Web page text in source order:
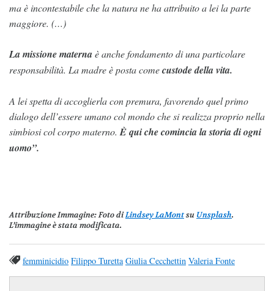
ma è incontestabile che la natura ne ha attribuito a lei la parte
maggiore. (…)
La missione maternaè anche fondamento di una particolare
responsabilità. La madre è posta comecustode della vita.
A lei spetta di accoglierla con premura, favorendo quel primo
dialogo dell’essere umano col mondo che si realizza proprio nella
simbiosi col corpo materno. È qui che comincia la storia di ogni
uomo”.
Attribuzione Immagine: Foto diLindsey LaMontsu Unsplash.
L’immagine è stata modificata.
femminicidio Filippo Turetta Giulia Cecchettin Valeria Fonte